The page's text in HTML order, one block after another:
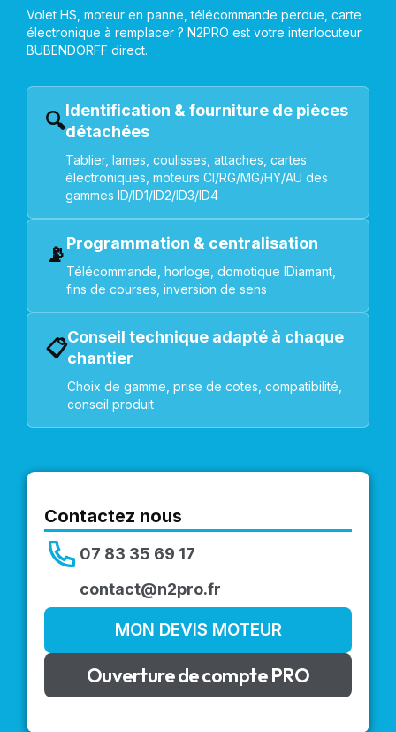
Volet HS, moteur en panne, télécommande perdue, carte
électronique à remplacer ? N2PRO est votre interlocuteur
BUBENDORFF direct.
🔍Identification & fourniture de pièces
détachées
Tablier, lames, coulisses, attaches, cartes
électroniques, moteurs CI/RG/MG/HY/AU des
gammes ID/ID1/ID2/ID3/ID4
📡Programmation & centralisation
Télécommande, horloge, domotique IDiamant,
fins de courses, inversion de sens
📋Conseil technique adapté à chaque
chantier
Choix de gamme, prise de cotes, compatibilité,
conseil produit
Contactez nous
07 83 35 69 17
contact@n2pro.fr
MON DEVIS MOTEUR
Ouverture de compte PRO